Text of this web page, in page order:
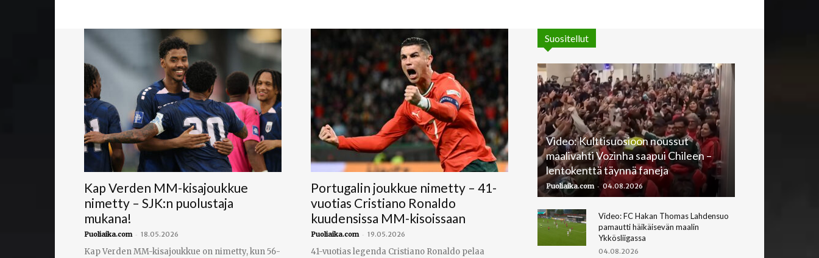
Kap Verden MM-kisajoukkue
nimetty – SJK:n puolustaja
mukana!
Puoliaika.com - 18.05.2026
Kap Verden MM-kisajoukkue on nimetty, kun 56-
Portugalin joukkue nimetty – 41-
vuotias Cristiano Ronaldo
kuudensissa MM-kisoissaan
Puoliaika.com - 19.05.2026
41-vuotias legenda Cristiano Ronaldo pelaa
Suositellut
Video: Kulttisuosioon noussut
maalivahti Vozinha saapui Chileen –
lentokenttä täynnä faneja
Puoliaika.com - 04.08.2026
Video: FC Hakan Thomas Lahdensuo
pamautti häikäisevän maalin
Ykkösliigassa
04.08.2026